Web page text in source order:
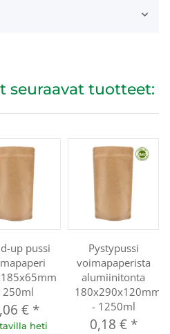
seuraavat tuotteet:
up pussi
250ml
€ *
heti
Pystypussi
voimapaperista
alumiinitonta
180x290x120mm
- 1250ml
0,18 € *